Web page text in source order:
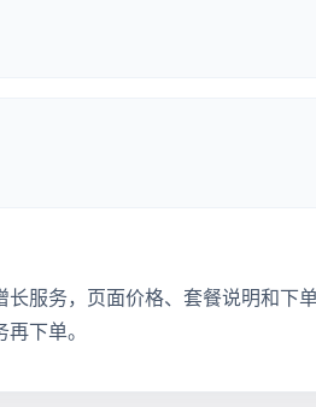
长服务，页面价格、套餐说明和下
下单。